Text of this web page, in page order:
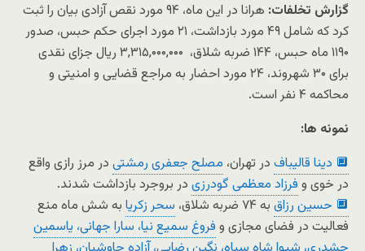
گزارش تخلفات:
هرانا در این ماه، ۹۴ مورد نقص آزادی بیان را ثبت
کرد که شامل ۴۹ مورد بازداشت، ۲۱ مورد اجرای حکم حبس، صدور
۱۱۹۰ ماه حبس، ۱۴۴ ضربه شلاق، ۳,۳۱۵,۰۰۰,۰۰۰ ریال جزای نقدی
برای ۳۰ شهروند، ۲۴ مورد احضار به مراجع قضایی و امنیتی و
محاکمه ۴ نفر است.
نمونه ها:
🔲 دینا قالیباف در تهران، مصلح جعفری رمشتی در مرز رازی واقع
در خوی و فرزاد معظمی گودرزی در بروجرد بازداشت شدند.
🔲 حسین رزاق به ۷۴ ضربه شلاق، سحر زکریا به شش ماه منع
فعالیت در فضای مجازی و فروغ سمیع نیا، سارا جهانی، یاسمین